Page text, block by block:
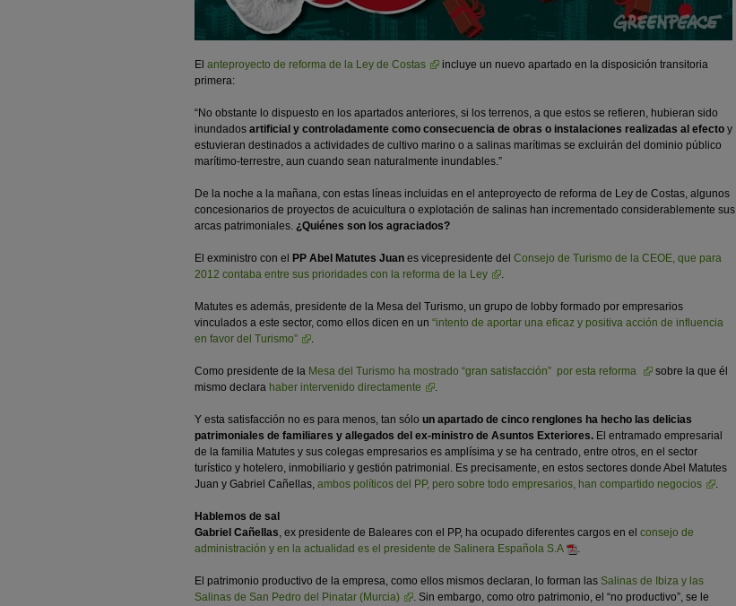
El anteproyecto de reforma de la Ley de Costas
incluye un nuevo apartado en la disposición transitoria
primera:
“No obstante lo dispuesto en los apartados anteriores, si los terrenos, a que estos se refieren, hubieran sido
inundados artificial y controladamente como consecuencia de obras o instalaciones realizadas al efecto y
estuvieran destinados a actividades de cultivo marino o a salinas marítimas se excluirán del dominio público
marítimo-terrestre, aun cuando sean naturalmente inundables.”
De la noche a la mañana, con estas líneas incluidas en el anteproyecto de reforma de Ley de Costas, algunos
concesionarios de proyectos de acuicultura o explotación de salinas han incrementado considerablemente sus
arcas patrimoniales. ¿Quiénes son los agraciados?
El exministro con el PP Abel Matutes Juan es vicepresidente del Consejo de Turismo de la CEOE, que para
2012 contaba entre sus prioridades con la reforma de la Ley
.
Matutes es además, presidente de la Mesa del Turismo, un grupo de lobby formado por empresarios
vinculados a este sector, como ellos dicen en un “intento de aportar una eficaz y positiva acción de influencia
en favor del Turismo”
.
Como presidente de la Mesa del Turismo ha mostrado “gran satisfacción” por esta reforma
sobre la que él
mismo declara haber intervenido directamente .
Y esta satisfacción no es para menos, tan sólo un apartado de cinco renglones ha hecho las delicias
patrimoniales de familiares y allegados del ex-ministro de Asuntos Exteriores. El entramado empresarial
de la familia Matutes y sus colegas empresarios es amplísima y se ha centrado, entre otros, en el sector
turístico y hotelero, inmobiliario y gestión patrimonial. Es precisamente, en estos sectores donde Abel Matutes
Juan y Gabriel Cañellas, ambos políticos del PP, pero sobre todo empresarios, han compartido negocios .
Hablemos de sal
Gabriel Cañellas, ex presidente de Baleares con el PP, ha ocupado diferentes cargos en el consejo de
administración y en la actualidad es el presidente de Salinera Española S.A
.
El patrimonio productivo de la empresa, como ellos mismos declaran, lo forman las Salinas de Ibiza y las
Salinas de San Pedro del Pinatar (Murcia)
. Sin embargo, como otro patrimonio, el “no productivo”, se le